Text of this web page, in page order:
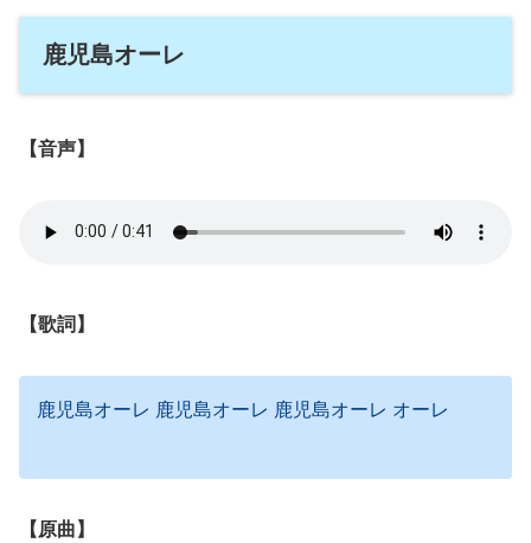
鹿児島オーレ
【音声】
【歌詞】
鹿児島オーレ 鹿児島オーレ 鹿児島オーレ オーレ
【原曲】